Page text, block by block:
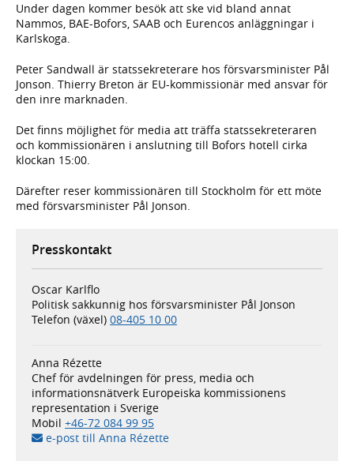
Under dagen kommer besök att ske vid bland annat
Nammos, BAE-Bofors, SAAB och Eurencos anläggningar i
Karlskoga.
Peter Sandwall är statssekreterare hos försvarsminister Pål
Jonson. Thierry Breton är EU-kommissionär med ansvar för
den inre marknaden.
Det finns möjlighet för media att träffa statssekreteraren
och kommissionären i anslutning till Bofors hotell cirka
klockan 15:00.
Därefter reser kommissionären till Stockholm för ett möte
med försvarsminister Pål Jonson.
Presskontakt
Oscar Karlflo
Politisk sakkunnig hos försvarsminister Pål Jonson
Telefon (växel) 08-405 10 00
Anna Rézette
Chef för avdelningen för press, media och
informationsnätverk Europeiska kommissionens
representation i Sverige
Mobil +46-72 084 99 95
e-post till Anna Rézette